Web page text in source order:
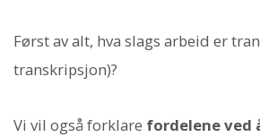
Først av alt, hva slags arbeid er
transkripsjon)?
Vi vil også forklare fordelene ved